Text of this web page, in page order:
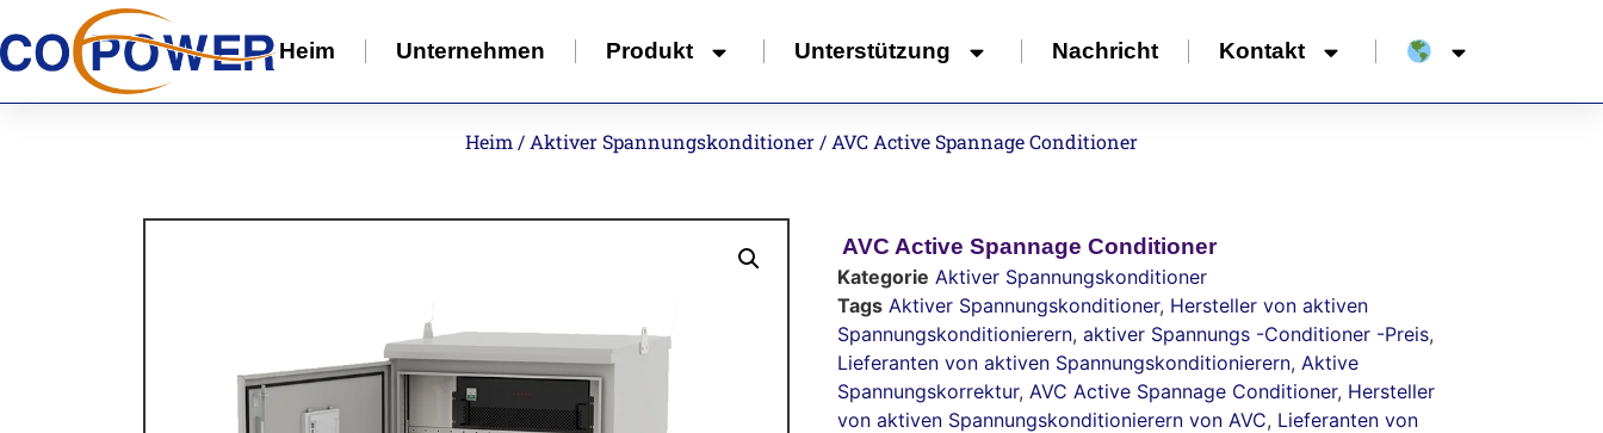
Heim Unternehmen Produkt Unterstützung Nachricht Kontakt
Heim / Aktiver Spannungskonditioner / AVC Active Spannage Conditioner
AVC Active Spannage Conditioner
Kategorie Aktiver Spannungskonditioner
Tags Aktiver Spannungskonditioner, Hersteller von aktiven
Spannungskonditionierern, aktiver Spannungs -Conditioner -Preis,
Lieferanten von aktiven Spannungskonditionierern, Aktive
Spannungskorrektur, AVC Active Spannage Conditioner, Hersteller
von aktiven Spannungskonditionierern von AVC, Lieferanten von